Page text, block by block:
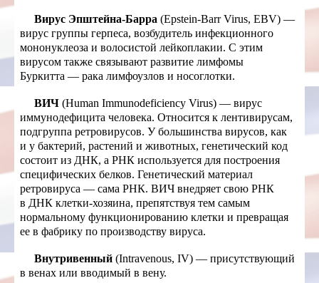
Вирус Эпштейна-Барра (Epstein-Barr Virus, EBV) —
вирус группы герпеса, возбудитель инфекционного
мононуклеоза и волосистой лейкоплакии. С этим
вирусом также связывают развитие лимфомы
Буркитта — рака лимфоузлов и носоглотки.
ВИЧ (Human Immunodeficiency Virus) — вирус
иммунодефицита человека. Относится к лентивирусам,
подгруппа ретровирусов. У большинства вирусов, как
и у бактерий, растений и животных, генетический код
состоит из ДНК, а РНК используется для построения
специфических белков. Генетический материал
ретровируса — сама РНК. ВИЧ внедряет свою РНК
в ДНК клетки-хозяина, препятствуя тем самым
нормальному функционированию клетки и превращая
ее в фабрику по производству вируса.
Внутривенный (Intravenous, IV) — присутствующий
в венах или вводимый в вену.